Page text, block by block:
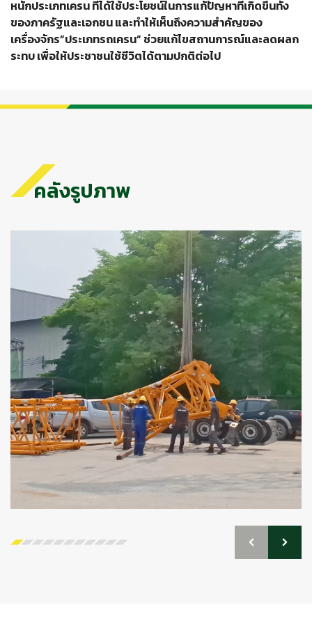
หนักประเภทเครน ที่ได้ใช้ประโยชน์ในการแก้ปัญหาที่เกิดขึ้นทั้ง
ของภาครัฐและเอกชน และทำให้เห็นถึงความสำคัญของ
เครื่องจักร”ประเภทรถเครน” ช่วยแก้ไขสถานการณ์และลดผลก
ระทบ เพื่อให้ประชาชนใช้ชีวิตได้ตามปกติต่อไป
คลังรูปภาพ